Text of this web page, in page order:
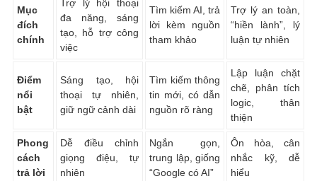
Mục
đích
chính
Trợ lý hội thoại
đa năng, sáng
tạo, hỗ trợ công
việc
Tìm kiếm AI, trả
lời kèm nguồn
tham khảo
Trợ lý an toàn,
“hiền lành”, lý
luận tự nhiên
Điểm
nổi
bật
Sáng tạo, hội
thoại tự nhiên,
giữ ngữ cảnh dài
Tìm kiếm thông
tin mới, có dẫn
nguồn rõ ràng
Lập luận chặt
chẽ, phân tích
logic, thân
thiện
Phong
cách
trả lời
Dễ điều chỉnh
giọng điệu, tự
nhiên
Ngắn gọn,
trung lập, giống
“Google có AI”
Ôn hòa, cân
nhắc kỹ, dễ
hiểu